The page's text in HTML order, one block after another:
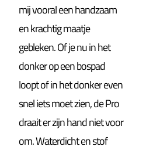
mij vooral een handzaam
en krachtig maatje
gebleken. Of je nu in het
donker op een bospad
loopt of in het donker even
snel iets moet zien, de Pro
draait er zijn hand niet voor
om. Waterdicht en stof